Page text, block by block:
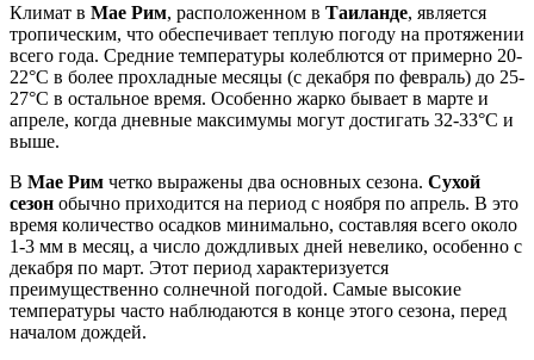
Климат в Мае Рим, расположенном в Таиланде, является
тропическим, что обеспечивает теплую погоду на протяжении
всего года. Средние температуры колеблются от примерно 20-
22°C в более прохладные месяцы (с декабря по февраль) до 25-
27°C в остальное время. Особенно жарко бывает в марте и
апреле, когда дневные максимумы могут достигать 32-33°C и
выше.
В Мае Рим четко выражены два основных сезона. Сухой
сезон обычно приходится на период с ноября по апрель. В это
время количество осадков минимально, составляя всего около
1-3 мм в месяц, а число дождливых дней невелико, особенно с
декабря по март. Этот период характеризуется
преимущественно солнечной погодой. Самые высокие
температуры часто наблюдаются в конце этого сезона, перед
началом дождей.